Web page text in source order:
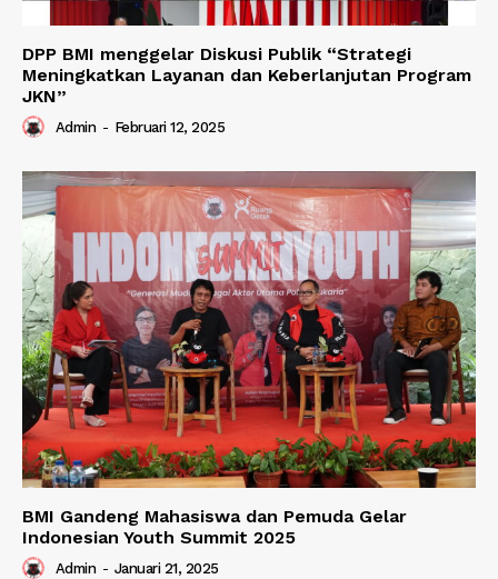
DPP BMI menggelar Diskusi Publik “Strategi
Meningkatkan Layanan dan Keberlanjutan Program
JKN”
Admin - Februari 12, 2025
BMI Gandeng Mahasiswa dan Pemuda Gelar
Indonesian Youth Summit 2025
Admin - Januari 21, 2025